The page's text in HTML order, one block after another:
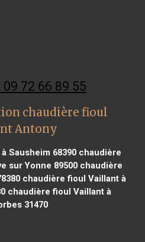
72 66 89 55
chaudière fioul
Antony
Sausheim 68390 chaudière
sur Yonne 89500 chaudière
chaudière fioul Vaillant à
chaudière fioul Vaillant à
31470